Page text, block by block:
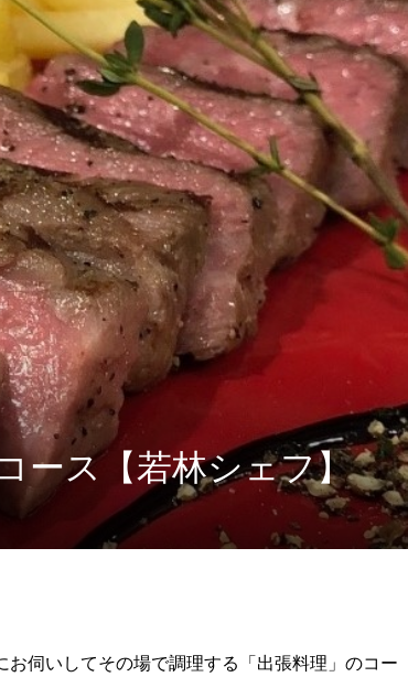
ース【若林シェフ】
伺いしてその場で調理する「出張料理」のコー